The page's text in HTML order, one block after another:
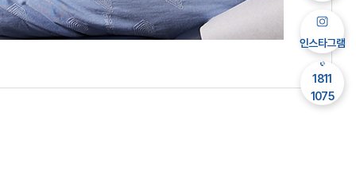
인스타그램
1811
1075